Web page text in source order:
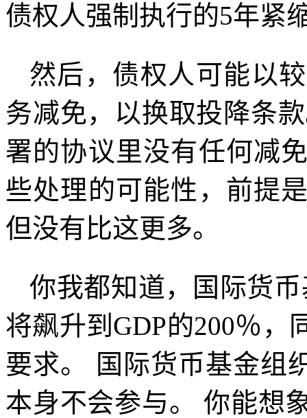
债权人强制执行的5年紧
然后，债权人可能以
务减免，以换取投降条
署的协议里没有任何减
些处理的可能性，前提
但没有比这更多。
你我都知道，国际货
将飙升到 GDP的200％，
要求。 国际货币基金组
本身不会参与。 你能想